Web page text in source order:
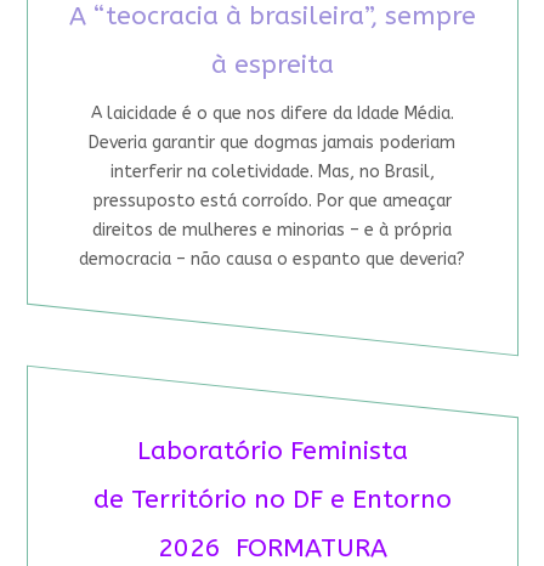
A “teocracia à brasileira”, sempre
à espreita
A laicidade é o que nos difere da Idade Média.
Deveria garantir que dogmas jamais poderiam
interferir na coletividade. Mas, no Brasil,
pressuposto está corroído. Por que ameaçar
direitos de mulheres e minorias – e à própria
democracia – não causa o espanto que deveria?
Laboratório Feminista
de Território no DF e Entorno
2026 FORMATURA